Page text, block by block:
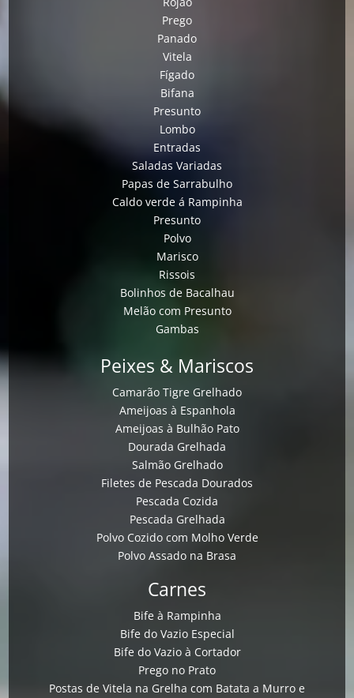
Prego
Panado
Vitela
Fígado
Bifana
Presunto
Lombo
Entradas
Saladas Variadas
Papas de Sarrabulho
Caldo verde á Rampinha
Presunto
Polvo
Marisco
Rissois
Bolinhos de Bacalhau
Melão com Presunto
Gambas
Peixes & Mariscos
Camarão Tigre Grelhado
Ameijoas à Espanhola
Ameijoas à Bulhão Pato
Dourada Grelhada
Salmão Grelhado
Filetes de Pescada Dourados
Pescada Cozida
Pescada Grelhada
Polvo Cozido com Molho Verde
Polvo Assado na Brasa
Carnes
Bife à Rampinha
Bife do Vazio Especial
Bife do Vazio à Cortador
Prego no Prato
Postas de Vitela na Grelha com Batata a Murro e